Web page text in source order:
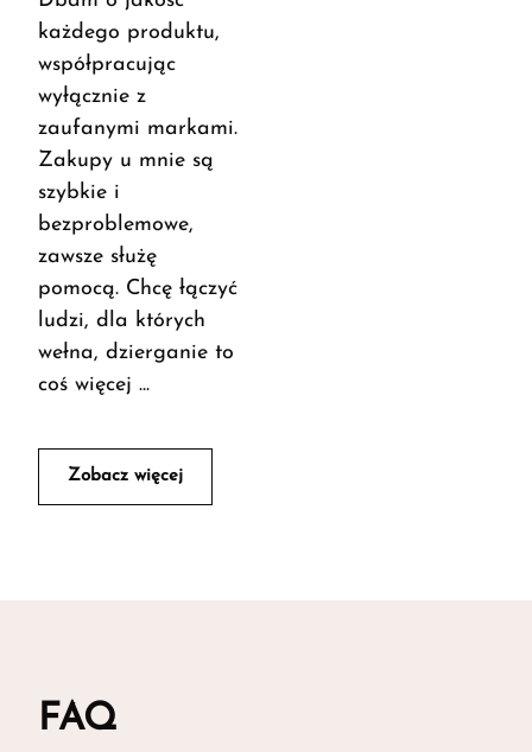
każdego produktu,
współpracując
wyłącznie z
zaufanymi markami.
Zakupy u mnie są
szybkie i
bezproblemowe,
zawsze służę
pomocą. Chcę łączyć
ludzi, dla których
wełna, dzierganie to
coś więcej ...
Zobacz więcej
FAQ